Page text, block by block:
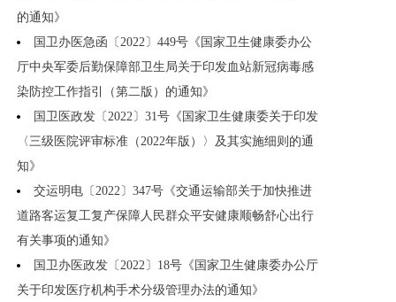
的通知》
国卫办医急函〔2022〕449号《国家卫生健康委办公
厅中央军委后勤保障部卫生局关于印发血站新冠病毒感
染防控工作指引（第二版）的通知》
国卫医政发〔2022〕31号《国家卫生健康委关于印发
〈三级医院评审标准（2022年版）〉及其实施细则的通
知》
交运明电〔2022〕347号《交通运输部关于加快推进
道路客运复工复产保障人民群众平安健康顺畅舒心出行
有关事项的通知》
国卫办医政发〔2022〕18号《国家卫生健康委办公厅
关于印发医疗机构手术分级管理办法的通知》